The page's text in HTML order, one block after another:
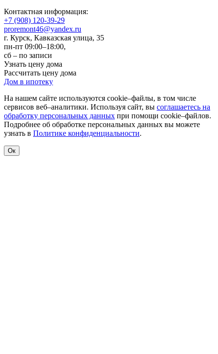
Контактная информация:
+7 (908) 120-39-29
proremont46@yandex.ru
г. Курск, Кавказская улица, 35
пн-пт 09:00–18:00,
сб – по записи
Узнать цену дома
Рассчитать цену дома
Дом в ипотеку
На нашем сайте используются cookie–файлы, в том числе
сервисов веб–аналитики. Используя сайт, вы соглашаетесь на
обработку персональных данных при помощи cookie–файлов.
Подробнее об обработке персональных данных вы можете
узнать в Политике конфиденциальности.
Ок